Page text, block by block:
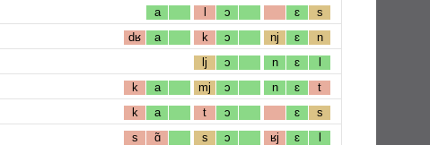
a l ɔ ɛ s
dʁ a k ɔ nj ɛ n
lj ɔ n ɛ l
k a mj ɔ n ɛ t
k a t ɔ ɛ s
s ɑ̃ s ɔ ʁj ɛ l